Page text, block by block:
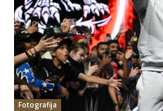
Fotografija